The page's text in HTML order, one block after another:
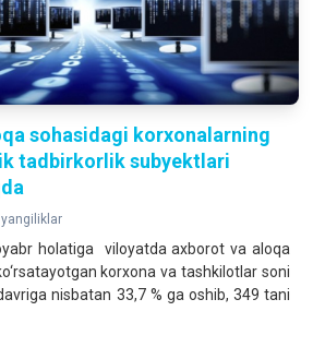
sohasidagi korxonalarning
tadbirkorlik subyektlari
holatiga viloyatda axborot va aloqa
korxona va tashkilotlar soni
nisbatan 33,7 % ga oshib, 349 tani